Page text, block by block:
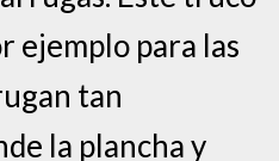
ejemplo para las
tan
la plancha y